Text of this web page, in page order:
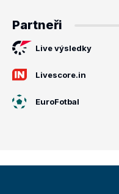
Partneři
Live výsledky
Livescore.in
EuroFotbal